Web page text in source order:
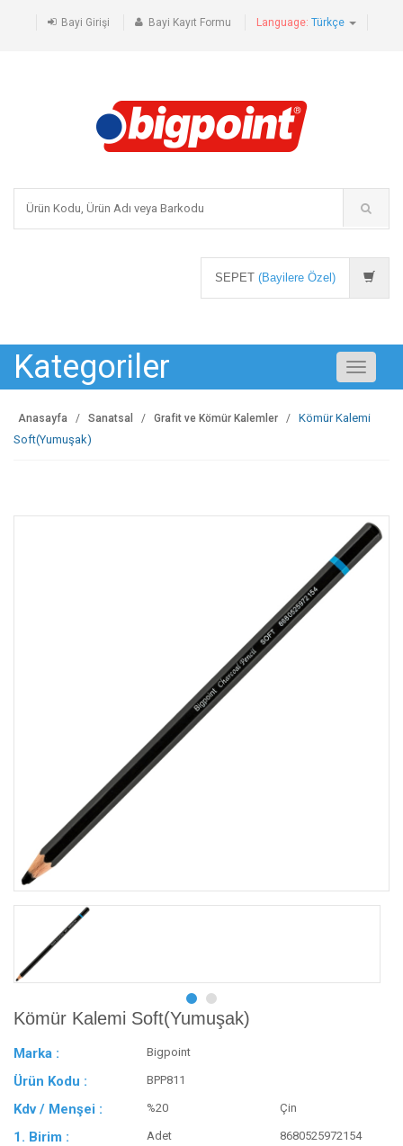
Bayi Girişi Bayi Kayıt Formu Language: Türkçe
SEPET (Bayilere Özel)
Kategoriler
Toggle
Anasayfa Sanatsal Grafit ve Kömür Kalemler
Kömür Kalemi
Soft(Yumuşak)
Kömür Kalemi Soft(Yumuşak)
Marka : Bigpoint
Ürün Kodu : BPP811
Kdv / Menşei : %20 Çin
1. Birim : Adet 8680525972154